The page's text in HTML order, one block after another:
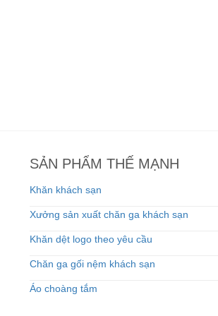
SẢN PHẨM THẾ MẠNH
Khăn khách sạn
Xưởng sản xuất chăn ga khách sạn
Khăn dệt logo theo yêu cầu
Chăn ga gối nệm khách sạn
Áo choàng tắm